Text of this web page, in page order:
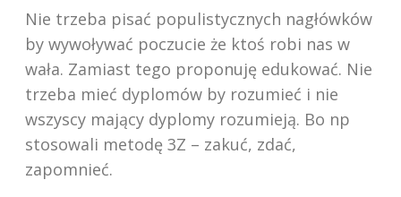
Nie trzeba pisać populistycznych nagłówków
by wywoływać poczucie że ktoś robi nas w
wała. Zamiast tego proponuję edukować. Nie
trzeba mieć dyplomów by rozumieć i nie
wszyscy mający dyplomy rozumieją. Bo np
stosowali metodę 3Z – zakuć, zdać,
zapomnieć.